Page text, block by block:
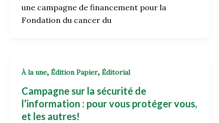
une campagne de financement pour la
Fondation du cancer du
À la une, Édition Papier, Éditorial
Campagne sur la sécurité de
l’information : pour vous protéger vous,
et les autres!